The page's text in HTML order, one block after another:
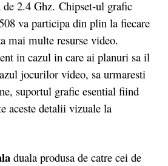
de 2.4 Ghz. Chipset-ul grafic
va participa din plin la fiecare
mai multe resurse video.
in cazul in care ai planuri sa il
jocurilor video, sa urmaresti
suportul grafic esential fiind
aceste detalii vizuale la
duala produsa de catre cei de